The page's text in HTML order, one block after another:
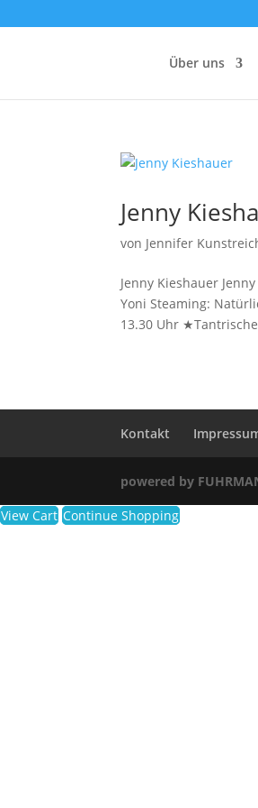
Über uns
Jenny
von Jennifer
Jenny Kieshauer
Yoni Steaming:
13.30 Uhr
Kontakt
powered by
View Cart Continue Shopping